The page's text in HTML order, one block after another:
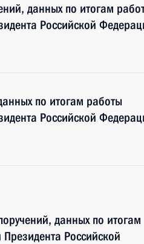
данных по итогам
Российской
по итогам работы
Российской
данных по итогам
Российской